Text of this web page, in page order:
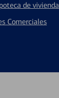
de vivienda
Comerciales